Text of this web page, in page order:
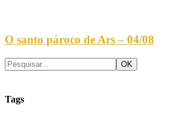
O santo pároco de Ars – 04/08
Tags